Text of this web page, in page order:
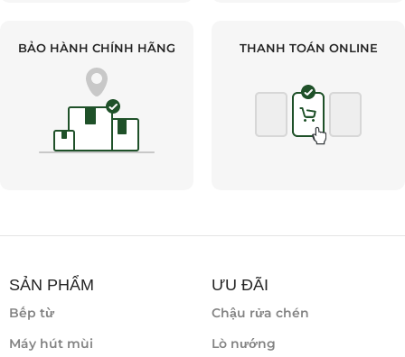
BẢO HÀNH CHÍNH HÃNG THANH TOÁN ONLINE
SẢN PHẨM
Bếp từ
Máy hút mùi
ƯU ĐÃI
Chậu rửa chén
Lò nướng